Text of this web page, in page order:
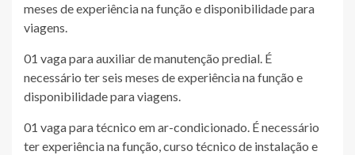
meses de experiência na função e disponibilidade para
viagens.
01 vaga para auxiliar de manutenção predial. É
necessário ter seis meses de experiência na função e
disponibilidade para viagens.
01 vaga para técnico em ar-condicionado. É necessário
ter experiência na função, curso técnico de instalação e